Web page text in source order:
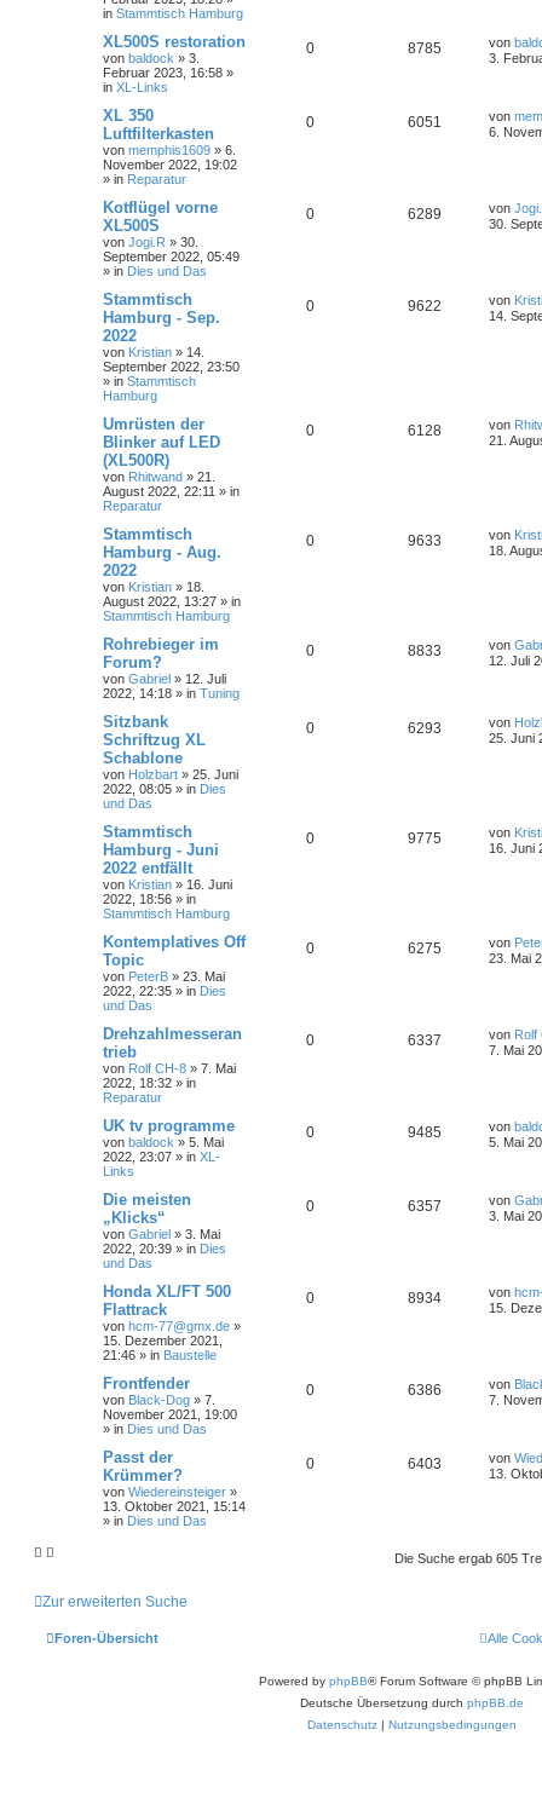
in Stammtisch Hamburg
XL500S restoration
von baldock » 3.
Februar 2023, 16:58 »
in XL-Links
0 8785 von
3.
XL 350
Luftfilterkasten
von memphis1609 » 6.
November 2022, 19:02
» in Reparatur
0 6051 von
6.
Kotflügel vorne
XL500S
von Jogi.R » 30.
September 2022, 05:49
» in Dies und Das
0 6289 von
30.
Stammtisch
Hamburg - Sep.
2022
von Kristian » 14.
September 2022, 23:50
» in Stammtisch
Hamburg
0 9622 von
14.
Umrüsten der
Blinker auf LED
(XL500R)
von Rhitwand » 21.
August 2022, 22:11 » in
Reparatur
0 6128 von
21.
Stammtisch
Hamburg - Aug.
2022
von Kristian » 18.
August 2022, 13:27 » in
Stammtisch Hamburg
0 9633 von
18.
Rohrebieger im
Forum?
von Gabriel » 12. Juli
2022, 14:18 » in Tuning
0 8833 von
12. Juli
Sitzbank
Schriftzug XL
Schablone
von Holzbart » 25. Juni
2022, 08:05 » in Dies
und Das
0 6293 von
25. Juni
Stammtisch
Hamburg - Juni
2022 entfällt
von Kristian » 16. Juni
2022, 18:56 » in
Stammtisch Hamburg
0 9775 von
16. Juni
Kontemplatives Off
Topic
von PeterB » 23. Mai
2022, 22:35 » in Dies
und Das
0 6275 von
23. Mai
Drehzahlmesseran
trieb
von Rolf CH-8 » 7. Mai
2022, 18:32 » in
Reparatur
0 6337 von Rolf
7. Mai
UK tv programme
von baldock » 5. Mai
2022, 23:07 » in XL-
Links
0 9485 von
5. Mai
Die meisten
„Klicks“
von Gabriel » 3. Mai
2022, 20:39 » in Dies
und Das
0 6357 von
3. Mai
Honda XL/FT 500
Flattrack
von hcm-77@gmx.de »
15. Dezember 2021,
21:46 » in Baustelle
0 8934 von
15.
Frontfender
von Black-Dog » 7.
November 2021, 19:00
» in Dies und Das
0 6386 von
7.
Passt der
Krümmer?
von Wiedereinsteiger »
13. Oktober 2021, 15:14
» in Dies und Das
0 6403 von
13.
Die Suche ergab 605
Zur erweiterten Suche
Foren-Übersicht Alle
Powered by phpBB® Forum Software © phpBB
Deutsche Übersetzung durch phpBB.de
Datenschutz | Nutzungsbedingungen